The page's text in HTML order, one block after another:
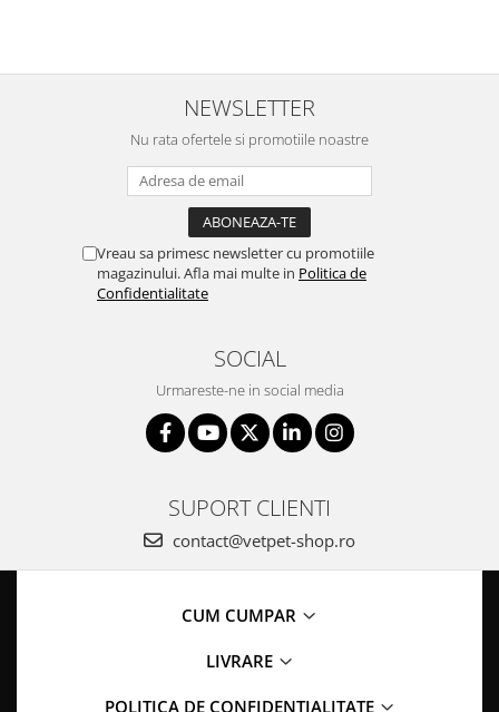
NEWSLETTER
Nu rata ofertele si promotiile noastre
Vreau sa primesc newsletter cu promotiile
magazinului. Afla mai multe in Politica de
Confidentialitate
SOCIAL
Urmareste-ne in social media
SUPORT CLIENTI
contact@vetpet-shop.ro
CUM CUMPAR
LIVRARE
POLITICA DE CONFIDENTIALITATE